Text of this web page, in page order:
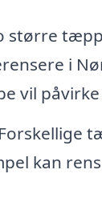
større
i
vil
Forskellige
kan